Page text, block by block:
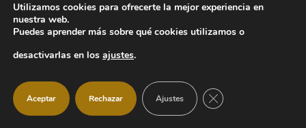
Descubre en este vídeo el
Excavación en el Castillo
Viejo
15 junio, 2026
Utilizamos cookies para ofrecerte la mejor experiencia en
nuestra web.
Puedes aprender más sobre qué cookies utilizamos o
desactivarlas en los ajustes.
Aceptar Rechazar Ajustes CERRAR EL